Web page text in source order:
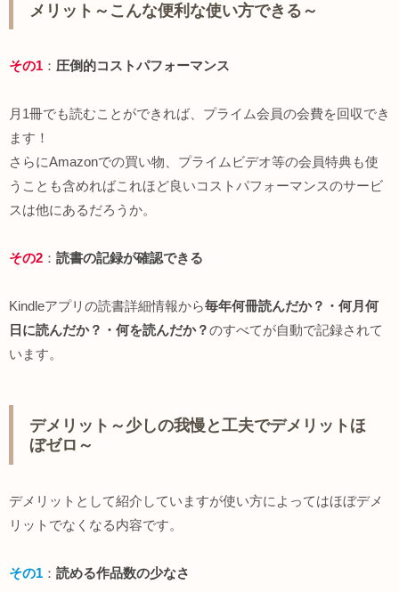
メリット～こんな便利な使い方できる～
その1 ： 圧倒的コストパフォーマンス
月1冊でも読むことができれば、プライム会員の会費を回収でき
ます！
さらにAmazonでの買い物、プライムビデオ等の会員特典も使
うことも含めればこれほど良いコストパフォーマンスのサービ
スは他にあるだろうか。
その2 ： 読書の記録が確認できる
Kindleアプリの読書詳細情報から毎年何冊読んだか？・何月何
日に読んだか？・何を読んだか？のすべてが自動で記録されて
います。
デメリット～少しの我慢と工夫でデメリットほ
ぼゼロ～
デメリットとして紹介していますが使い方によってはほぼデメ
リットでなくなる内容です。
その1 ： 読める作品数の少なさ